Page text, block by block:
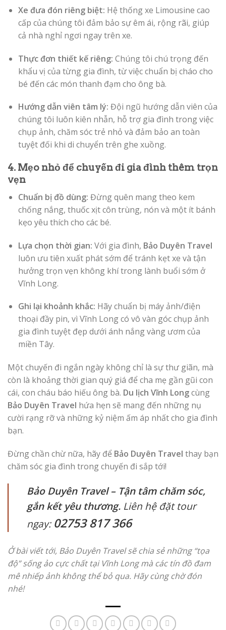
Xe đưa đón riêng biệt: Hệ thống xe Limousine cao
cấp của chúng tôi đảm bảo sự êm ái, rộng rãi, giúp
cả nhà nghỉ ngơi ngay trên xe.
Thực đơn thiết kế riêng: Chúng tôi chú trọng đến
khẩu vị của từng gia đình, từ việc chuẩn bị cháo cho
bé đến các món thanh đạm cho ông bà.
Hướng dẫn viên tâm lý: Đội ngũ hướng dẫn viên của
chúng tôi luôn kiên nhẫn, hỗ trợ gia đình trong việc
chụp ảnh, chăm sóc trẻ nhỏ và đảm bảo an toàn
tuyệt đối khi di chuyển trên ghe xuồng.
4. Mẹo nhỏ để chuyến đi gia đình thêm trọn
vẹn
Chuẩn bị đồ dùng: Đừng quên mang theo kem
chống nắng, thuốc xịt côn trùng, nón và một ít bánh
kẹo yêu thích cho các bé.
Lựa chọn thời gian: Với gia đình, Bảo Duyên Travel
luôn ưu tiên xuất phát sớm để tránh kẹt xe và tận
hưởng trọn vẹn không khí trong lành buổi sớm ở
Vĩnh Long.
Ghi lại khoảnh khắc: Hãy chuẩn bị máy ảnh/điện
thoại đầy pin, vì Vĩnh Long có vô vàn góc chụp ảnh
gia đình tuyệt đẹp dưới ánh nắng vàng ươm của
miền Tây.
Một chuyến đi ngắn ngày không chỉ là sự thư giãn, mà
còn là khoảng thời gian quý giá để cha mẹ gần gũi con
cái, con cháu báo hiếu ông bà. Du lịch Vĩnh Longcùng
Bảo Duyên Travel hứa hẹn sẽ mang đến những nụ
cười rạng rỡ và những kỷ niệm ấm áp nhất cho gia đình
bạn.
Đừng chần chừ nữa, hãy để Bảo Duyên Travel thay bạn
chăm sóc gia đình trong chuyến đi sắp tới!
Bảo Duyên Travel – Tận tâm chăm sóc,
gắn kết yêu thương. Liên hệ đặt tour
ngay: 02753 817 366
Ở bài viết tới, Bảo Duyên Travel sẽ chia sẻ những “tọa
độ” sống ảo cực chất tại Vĩnh Long mà các tín đồ đam
mê nhiếp ảnh không thể bỏ qua. Hãy cùng chờ đón
nhé!